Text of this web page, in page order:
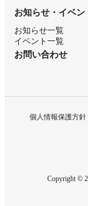
お知らせ・イベン
お知らせ一覧
イベント一覧
お問い合わせ
個人情報保護方針
Copyright ©